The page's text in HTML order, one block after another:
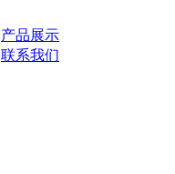
产品展示
联系我们